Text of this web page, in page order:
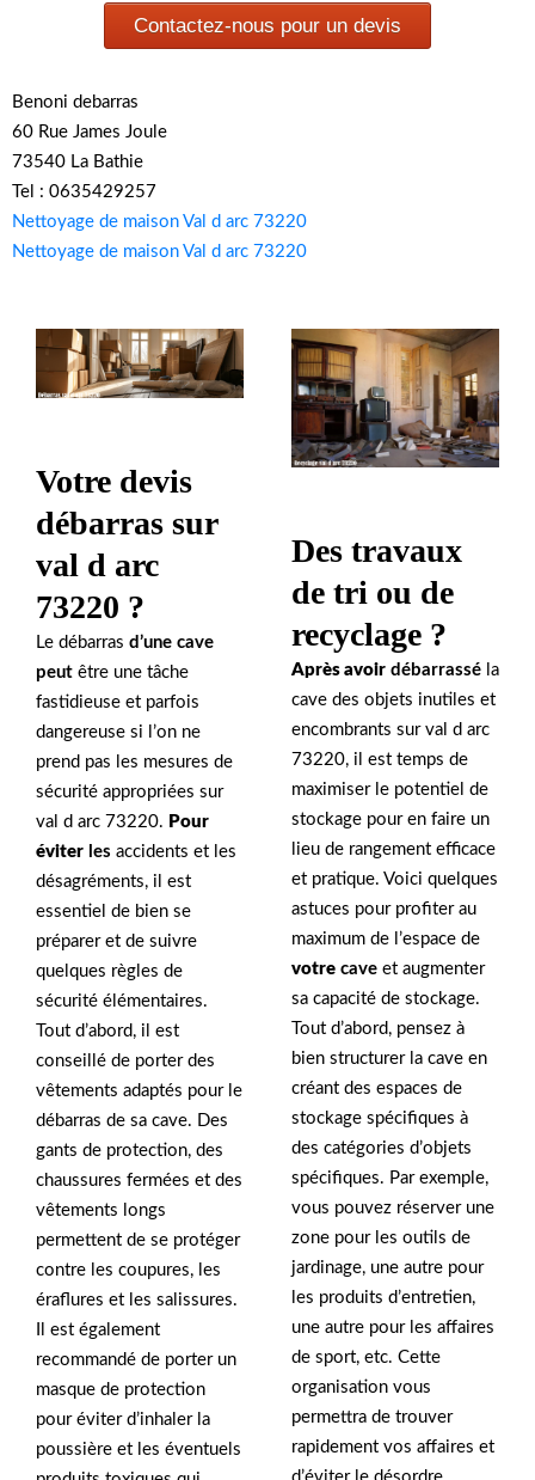
Contactez-nous pour un devis
Benoni debarras
60 Rue James Joule
73540 La Bathie
Tel : 0635429257
Nettoyage de maison Val d arc 73220
Nettoyage de maison Val d arc 73220
Votre devis
débarras sur
val d arc
73220 ?
Le débarras d’une cave
peut être une tâche
fastidieuse et parfois
dangereuse si l’on ne
prend pas les mesures de
sécurité appropriées sur
val d arc 73220. Pour
éviter les accidents et les
désagréments, il est
essentiel de bien se
préparer et de suivre
quelques règles de
sécurité élémentaires.
Tout d’abord, il est
conseillé de porter des
vêtements adaptés pour le
débarras de sa cave. Des
gants de protection, des
chaussures fermées et des
vêtements longs
permettent de se protéger
contre les coupures, les
éraflures et les salissures.
Il est également
recommandé de porter un
masque de protection
pour éviter d’inhaler la
poussière et les éventuels
Des travaux
de tri ou de
recyclage ?
Après avoir débarrassé la
cave des objets inutiles et
encombrants sur val d arc
73220, il est temps de
maximiser le potentiel de
stockage pour en faire un
lieu de rangement efficace
et pratique. Voici quelques
astuces pour profiter au
maximum de l’espace de
votre cave et augmenter
sa capacité de stockage.
Tout d’abord, pensez à
bien structurer la cave en
créant des espaces de
stockage spécifiques à
des catégories d’objets
spécifiques. Par exemple,
vous pouvez réserver une
zone pour les outils de
jardinage, une autre pour
les produits d’entretien,
une autre pour les affaires
de sport, etc. Cette
organisation vous
permettra de trouver
rapidement vos affaires et